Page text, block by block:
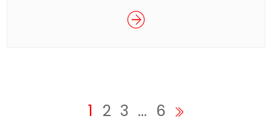
teilgenommen.
1 2 3 … 6